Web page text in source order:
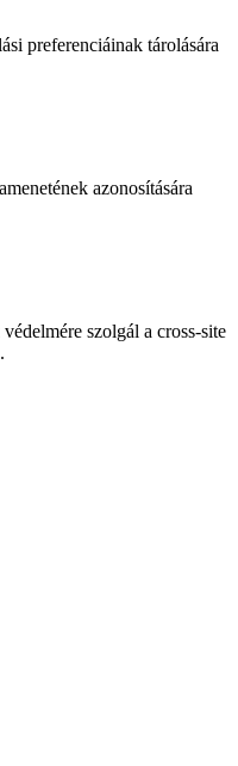
preferenciáinak tárolására
azonosítására
szolgál a cross-site